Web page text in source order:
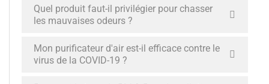
Quel produit faut-il privilégier pour chasser
les mauvaises odeurs ?
Mon purificateur d'air est-il efficace contre le
virus de la COVID-19 ?